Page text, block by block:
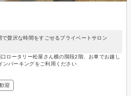
で贅沢な時間をすごせるプライベートサロン
ロータリー松屋さん横の階段2階、お車でお越し
ンパーキングをご利用ください
迎